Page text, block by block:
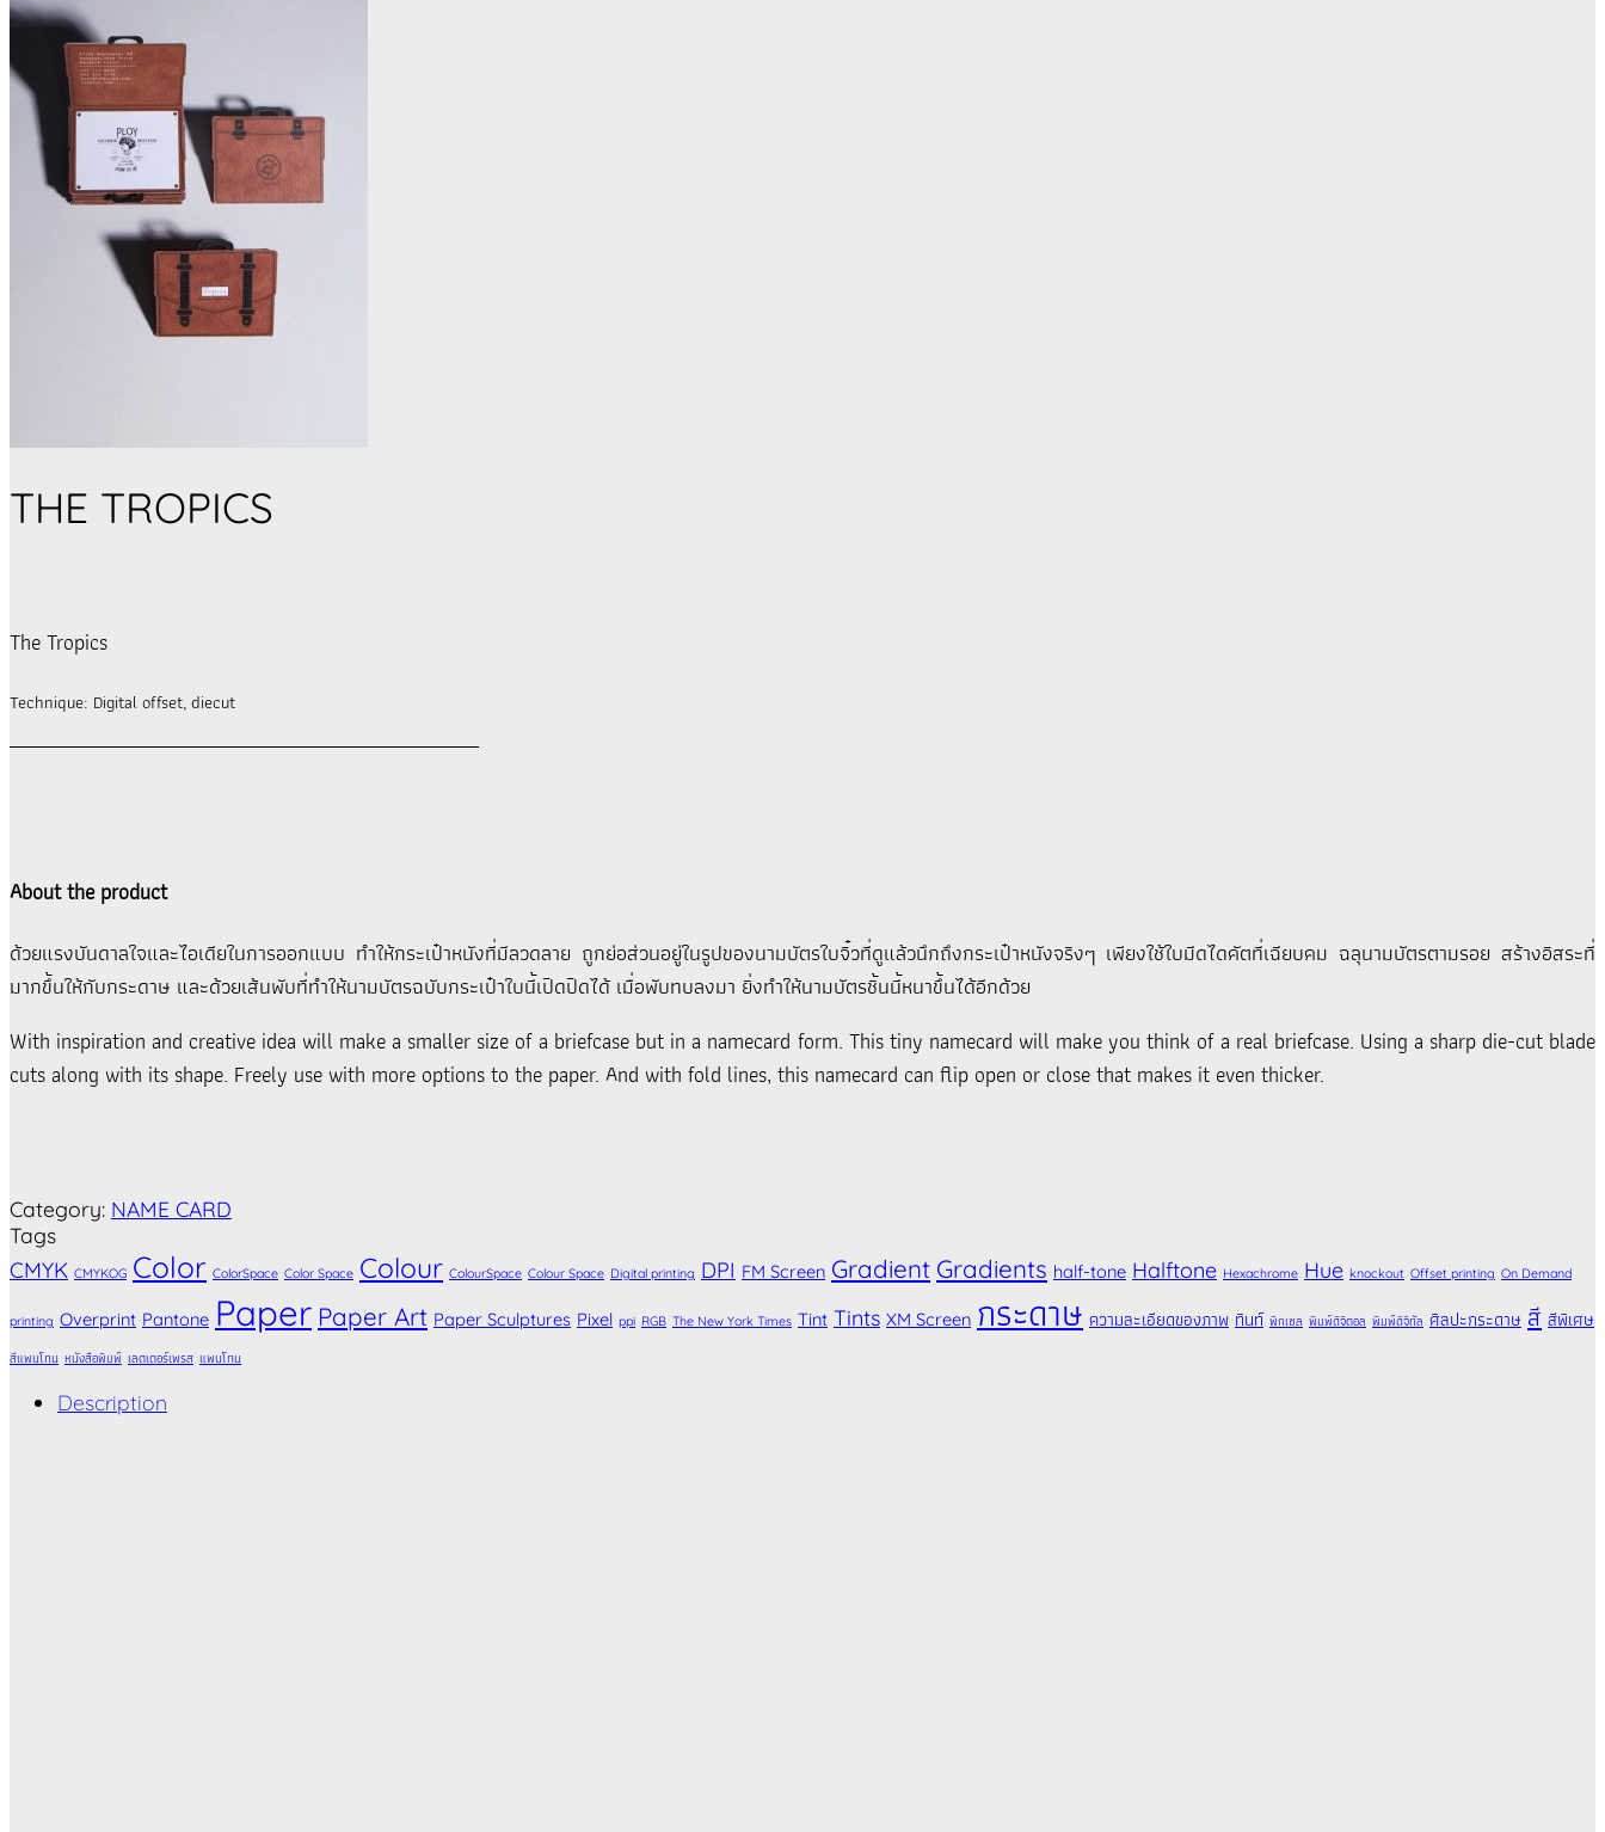
THE TROPICS
The Tropics
Technique: Digital offset, diecut
About the product
ด้วยแรงบันดาลใจและไอเดียในการออกแบบ ทำให้กระเป๋าหนังที่มีลวดลาย ถูกย่อส่วนอยู่ในรูปของนามบัตรใบจิ๋วที่ดูแล้วนึกถึงกระเป๋าหนังจริงๆ เพียงใช้ใบมีดไดคัตที่เฉียบคม ฉลุนามบัตรตามรอย สร้างอิสระที่
มากขึ้นให้กับกระดาษ และด้วยเส้นพับที่ทำให้นามบัตรฉบับกระเป๋าใบนี้เปิดปิดได้ เมื่อพับทบลงมา ยิ่งทำให้นามบัตรชิ้นนี้หนาขึ้นได้อีกด้วย
With inspiration and creative idea will make a smaller size of a briefcase but in a namecard form. This tiny namecard will make you think of a real briefcase. Using a sharp die-cut blade
cuts along with its shape. Freely use with more options to the paper. And with fold lines, this namecard can flip open or close that makes it even thicker.
Category: NAME CARD
Tags
CMYK CMYKOG Color ColorSpace Color Space Colour ColourSpace Colour Space Digital printing DPI FM Screen Gradient Gradients half-tone Halftone Hexachrome Hue knockout Offset printing On Demand
printing Overprint Pantone Paper Paper Art Paper Sculptures Pixel ppi RGB The New York Times Tint Tints XM Screen กระดาษ ความละเอียดของภาพ ทินท์ พิกเซล พิมพ์ดิจิตอล พิมพ์ดิจิทัล ศิลปะกระดาษ สี สีพิเศษ
สีแพนโทน หนังสือพิมพ์ เลตเตอร์เพรส แพนโทน
Description